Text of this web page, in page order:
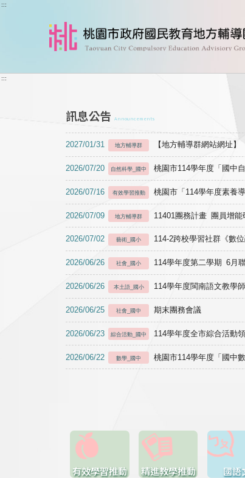
跳到主要內容
:::
:::
訊息公告 Announcements
2027/01/31 地方輔導群 【地方輔導群網站網址】
2026/07/20 自然科學_國中 桃園市114學年度「國中
2026/07/16 有效學習推動 桃園市「114學年度素養
2026/07/09 地方輔導群 11401團務計畫 團員增
2026/07/02 藝術_國小 114-2跨校學習社群《數
2026/06/26 社會_國小 114學年度第二學期 6月
2026/06/26 本土語_國小 114學年度閩南語文教學
2026/06/25 社會_國中 期末團務會議
2026/06/23 綜合活動_國中 114學年度全市綜合活動
2026/06/22 數學_國中 桃園市114學年度「國中
有效學習推動 精進教學推動 國語